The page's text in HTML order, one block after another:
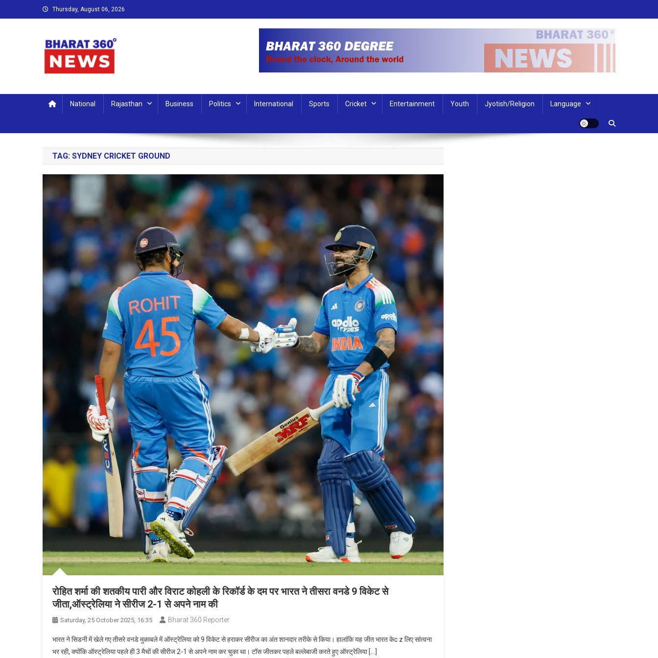
to
Thursday, August 06, 2026
National Rajasthan Business Politics International Sports Cricket Entertainment Youth Jyotish/Religion Language
TAG: SYDNEY CRICKET GROUND
रोहित शर्मा की शतकीय पारी और विराट कोहली के रिकॉर्ड के दम पर भारत ने तीसरा वनडे 9 विकेट से
जीता,ऑस्ट्रेलिया ने सीरीज 2-1 से अपने नाम की
Saturday, 25 October 2025, 16:35 Bharat 360 Reporter
भारत ने सिडनी में खेले गए तीसरे वनडे मुकाबले में ऑस्ट्रेलिया को 9 विकेट से हराकर सीरीज का अंत शानदार तरीके से किया। हालांकि यह जीत भारत केc z लिए सांत्वना
भर रही, क्योंकि ऑस्ट्रेलिया पहले ही 3 मैचों की सीरीज 2-1 से अपने नाम कर चुका था। टॉस जीतकर पहले बल्लेबाजी करते हुए ऑस्ट्रेलिया […]